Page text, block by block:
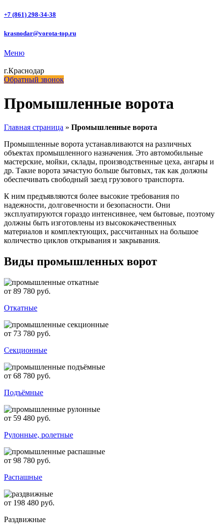
+7 (861) 298-34-38
krasnodar@vorota-top.ru
Меню
г.Краснодар
Обратный звонок
Промышленные ворота
Главная страница » Промышленные ворота
Промышленные ворота устанавливаются на различных
объектах промышленного назначения. Это автомобильные
мастерские, мойки, склады, производственные цеха, ангары и
др. Такие ворота зачастую больше бытовых, так как должны
обеспечивать свободный заезд грузового транспорта.
К ним предъявляются более высокие требования по
надежности, долговечности и безопасности. Они
эксплуатируются гораздо интенсивнее, чем бытовые, поэтому
должны быть изготовлены из высококачественных
материалов и комплектующих, рассчитанных на большое
количество циклов открывания и закрывания.
Виды промышленных ворот
от 89 780 руб.
Откатные
от 73 780 руб.
Секционные
от 68 780 руб.
Подъёмные
от 59 480 руб.
Рулонные, ролетные
от 98 780 руб.
Распашные
от 198 480 руб.
Раздвижные